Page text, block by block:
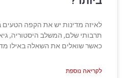
לאיזה מדינות יש את הקפה הטעים
תרבותי שלם, המשלב היסטוריה,
כאשר שואלים את השאלה באילו
לקריאה נוספת